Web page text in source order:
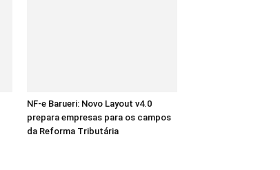
NF-e Barueri: Novo Layout v4.0
prepara empresas para os campos
da Reforma Tributária